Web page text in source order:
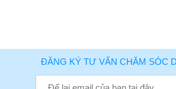
ĐĂNG KÝ TƯ VẤN CHĂM SÓC